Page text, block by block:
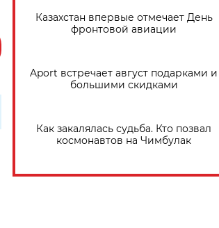
Казахстан впервые отмечает День
фронтовой авиации
Aport встречает август подарками и
большими скидками
Как закалялась судьба. Кто позвал
космонавтов на Чимбулак